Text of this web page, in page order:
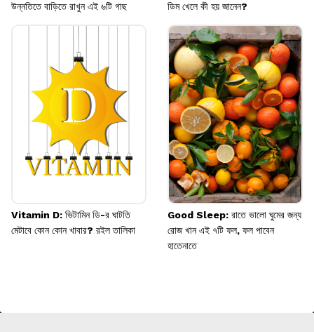
উন্নতিতে বাড়িতে রাখুন এই ৬টি গাছ
ডিম খেলে কী হয় জানেন?
Vitamin D: ভিটামিন ডি-র ঘাটতি
মেটাবে কোন কোন খাবার? রইল তালিকা
Good Sleep: রাতে ভালো ঘুমের জন্য
রোজ খান এই ৭টি ফল, ফল পাবেন
হাতেনাতে